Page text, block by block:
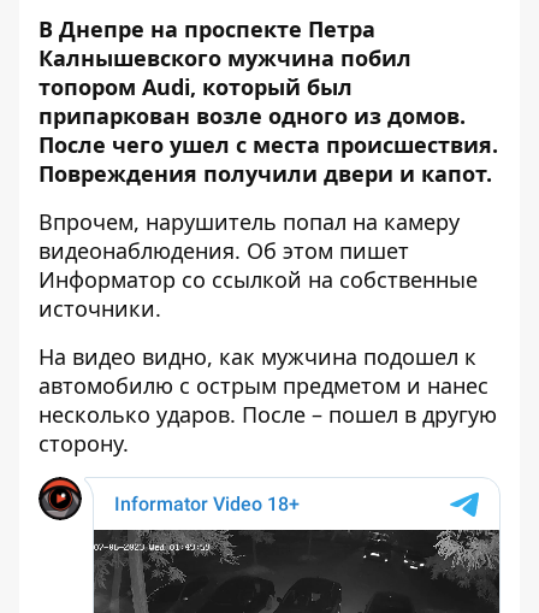
В Днепре на проспекте Петра
Калнышевского мужчина побил
топором Audi, который был
припаркован возле одного из домов.
После чего ушел с места происшествия.
Повреждения получили двери и капот.
Впрочем, нарушитель попал на камеру
видеонаблюдения. Об этом пишет
Информатор со ссылкой на собственные
источники.
На видео видно, как мужчина подошел к
автомобилю с острым предметом и нанес
несколько ударов. После – пошел в другую
сторону.